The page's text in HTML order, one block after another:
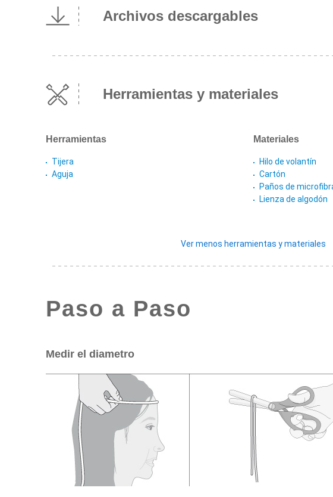
Archivos descargables
Herramientas y materiales
Herramientas
Tijera
Aguja
Materiales
Hilo de volantín
Cartón
Paños de
Lienza de algodón
Ver menos herramientas y materiales
Paso a Paso
Medir el diametro